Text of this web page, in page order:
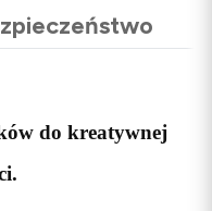
do kreatywnej